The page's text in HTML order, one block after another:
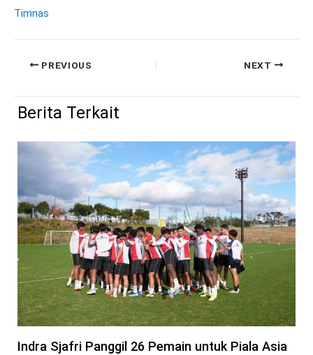
Timnas
PREVIOUS NEXT
Berita Terkait
Indra Sjafri Panggil 26 Pemain untuk Piala Asia